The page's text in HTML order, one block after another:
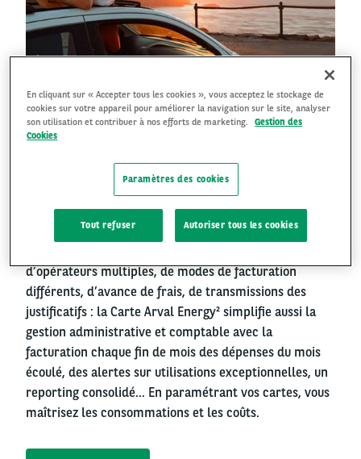
Right
column
CARTE ARVAL ENERGY²
La Carte Arval Energy² simplifie la recharge des
véhicules électriques en itinérance et permet de faire
d’opérateurs multiples, de modes de facturation
différents, d’avance de frais, de transmissions des
justificatifs : la Carte Arval Energy² simplifie aussi la
gestion administrative et comptable avec la
facturation chaque fin de mois des dépenses du mois
écoulé, des alertes sur utilisations exceptionnelles, un
reporting consolidé… En paramétrant vos cartes, vous
maîtrisez les consommations et les coûts.
En cliquant sur « Accepter tous les cookies », vous acceptez le stockage de
cookies sur votre appareil pour améliorer la navigation sur le site, analyser
son utilisation et contribuer à nos efforts de marketing.
Gestion des
Cookies
Paramètres des cookies
Tout refuser Autoriser tous les cookies